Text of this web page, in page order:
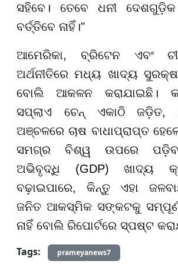
ସହିବେ। ତେବେ ଧନୀ
ବର୍ତ୍ତିବେ ନାହିଁ।"
ଆମେରିକା, ବ୍ରିଟେନ ଏବଂ
ଅର୍ଥନୀତିରେ ମଧ୍ୟ ଖାଦ୍ୟ
ବୋଲି ଆକଳନ କରାଯାଇଛି।
ସପ୍ଲାଏ ଚେନ୍ ଏକାଠି ଜଡ଼ିତ,
ଅଞ୍ଚଳରେ ଚାଷ ବାଧାପ୍ରାପ୍ତ
ସମଗ୍ର ବିଶ୍ୱ ଉପରେ
ଅଭିବୃଦ୍ଧି (GDP) ଖାଦ୍ୟ
ବଢ଼ାଇପାରେ, କିନ୍ତୁ ଏହା
ଜନିତ ଆକସ୍ମିକ ସଙ୍କଟକୁ
ନାହିଁ ବୋଲି ରିପୋର୍ଟରେ ସ୍ପଷ୍ଟ
Tags:
prameyanews7